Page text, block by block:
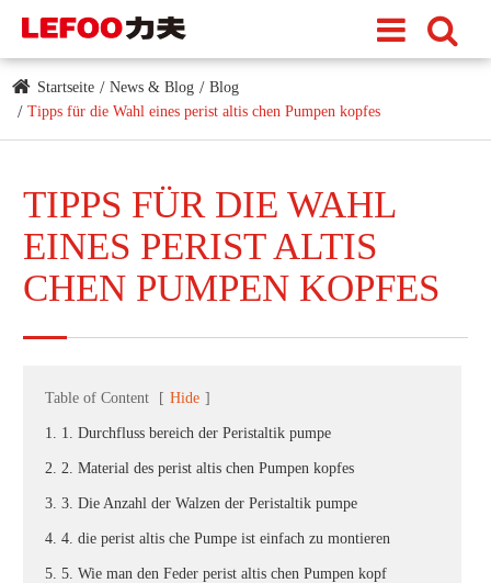
Startseite News & Blog
Blog
Tipps für die Wahl eines perist altis chen Pumpen kopfes
TIPPS FÜR DIE WAHL
EINES PERIST ALTIS
CHEN PUMPEN KOPFES
Table of Content [ Hide ]
1. 1. Durchfluss bereich der Peristaltik pumpe
2. 2. Material des perist altis chen Pumpen kopfes
3. 3. Die Anzahl der Walzen der Peristaltik pumpe
4. 4. die perist altis che Pumpe ist einfach zu montieren
5. 5. Wie man den Feder perist altis chen Pumpen kopf